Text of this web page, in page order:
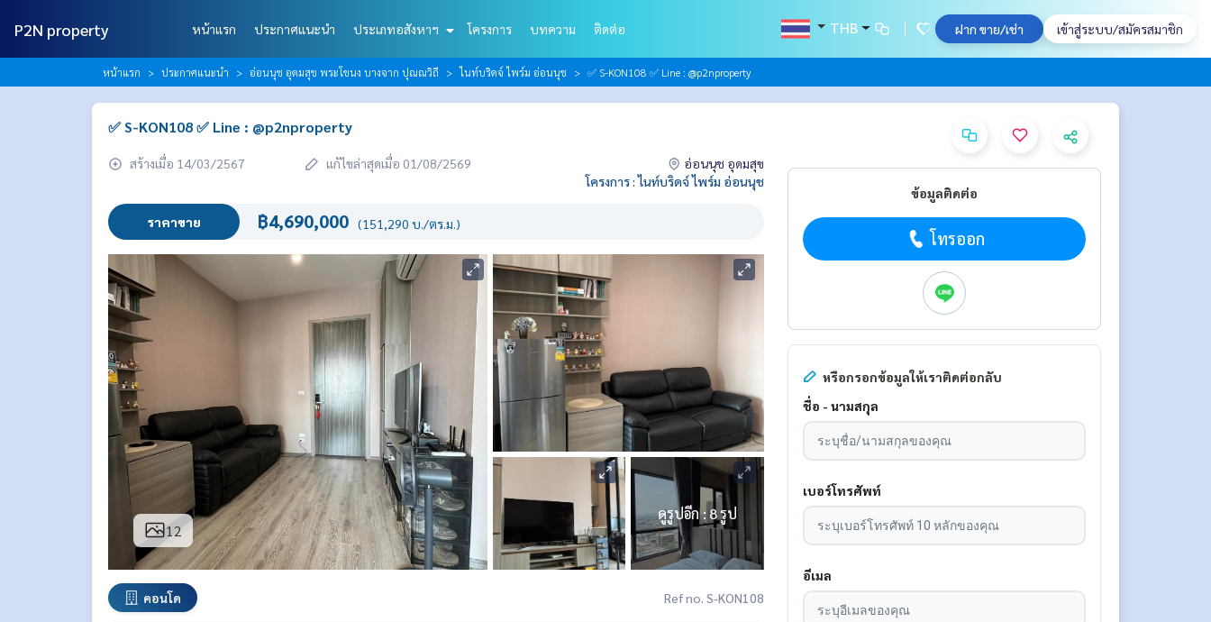
P2N property หน้าแรก ประกาศแนะนำ ประเภทอสังหาฯ โครงการ บทความ ติดต่อ THB ฝาก ขาย/เช่า เข้าสู่ระบบ/สมัครสมาชิก
หน้าแรก ประกาศแนะนำ อ่อนนุช อุดมสุข พระโขนง บางจาก ปุณณวิถี ไนท์บริดจ์ ไพร์ม อ่อนนุช ✅ S-KON108 ✅ Line : @p2nproperty
✅ S-KON108 ✅ Line : @p2nproperty
สร้างเมื่อ 14/03/2567 แก้ไขล่าสุดเมื่อ 01/08/2569
อ่อนนุช อุดมสุข
โครงการ : ไนท์บริดจ์ ไพร์ม อ่อนนุช
ราคาขาย ฿4,690,000 (151,290 บ./ตร.ม.)
12
ดูรูปอีก : 8 รูป
คอนโด Ref no. S-KON108
ข้อมูลติดต่อ
โทรออก
หรือกรอกข้อมูลให้เราติดต่อกลับ
ชื่อ - นามสกุล
เบอร์โทรศัพท์
อีเมล